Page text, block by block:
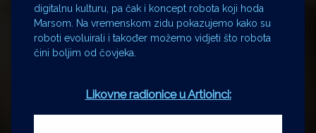
digitalnu kulturu, pa čak i koncept robota koji hoda
Marsom. Na vremenskom zidu pokazujemo kako su
roboti evoluirali i također možemo vidjeti što robota
čini boljim od čovjeka.
Likovne radionice u Artioinci: